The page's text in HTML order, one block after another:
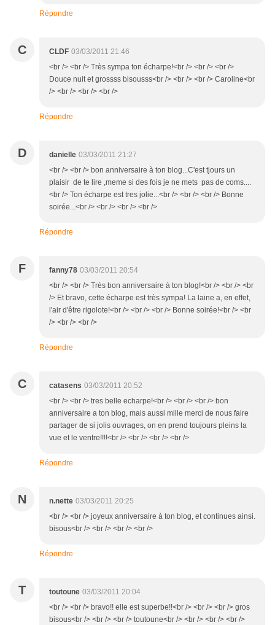
Répondre
C CLDF 03/03/2011 21:46
<br /> <br /> Très sympa ton écharpe!<br /> <br /> <br />
Douce nuit et grossss bisousss<br /> <br /> <br /> Caroline<br
/> <br /> <br /> <br />
Répondre
D danielle 03/03/2011 21:27
<br /> <br /> bon anniversaire à ton blog...C'est tjours un
plaisir de te lire ,meme si des fois je ne mets pas de coms....
<br /> Ton écharpe est tres jolie...<br /> <br /> <br /> Bonne
soirée...<br /> <br /> <br /> <br />
Répondre
F fanny78 03/03/2011 20:54
<br /> <br /> Très bon anniversaire à ton blog!<br /> <br /> <br
/> Et bravo, cette écharpe est très sympa! La laine a, en effet,
l'air d'être rigolote!<br /> <br /> <br /> Bonne soirée!<br /> <br
/> <br /> <br />
Répondre
C catasens 03/03/2011 20:52
<br /> <br /> tres belle echarpe!<br /> <br /> <br /> bon
anniversaire a ton blog, mais aussi mille merci de nous faire
partager de si jolis ouvrages, on en prend toujours pleins la
vue et le ventre!!!!<br /> <br /> <br /> <br />
Répondre
N n.nette 03/03/2011 20:25
<br /> <br /> joyeux anniversaire à ton blog, et continues ainsi.
bisous<br /> <br /> <br /> <br />
Répondre
T toutoune 03/03/2011 20:04
<br /> <br /> bravo!! elle est superbe!!<br /> <br /> <br /> gros
bisous<br /> <br /> <br /> toutoune<br /> <br /> <br /> <br />